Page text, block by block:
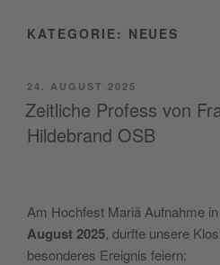
KATEGORIE: NEUES
VERÖFFENTLICHT
AM
24. AUGUST 2025
Zeitliche Profess von
Hildebrand OSB
Am Hoch­fest Mariä Auf­nah­me
August 2025, durf­te unse­re
beson­de­res Ereig­nis feiern: